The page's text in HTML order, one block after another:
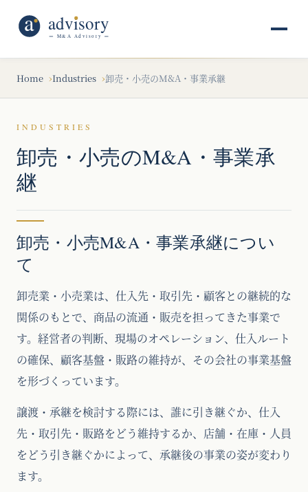
Home Industries 卸売・小売のM&A・事業承継
INDUSTRIES
卸売・小売のM&A・事業承
継
卸売・小売M&A・事業承継につい
て
卸売業・小売業は、仕入先・取引先・顧客との継続的な
関係のもとで、商品の流通・販売を担ってきた事業で
す。経営者の判断、現場のオペレーション、仕入ルート
の確保、顧客基盤・販路の維持が、その会社の事業基盤
を形づくっています。
譲渡・承継を検討する際には、誰に引き継ぐか、仕入
先・取引先・販路をどう維持するか、店舗・在庫・人員
をどう引き継ぐかによって、承継後の事業の姿が変わり
ます。